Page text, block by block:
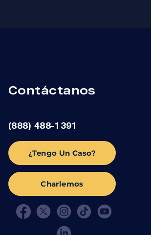
Contáctanos
(888) 488-1391
¿Tengo Un Caso?
Charlemos